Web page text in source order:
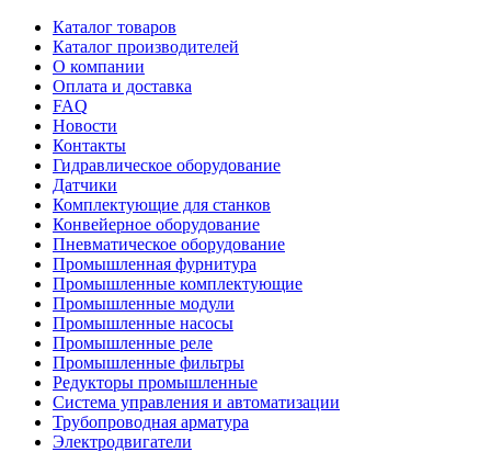
Каталог товаров
Каталог производителей
О компании
Оплата и доставка
FAQ
Новости
Контакты
Гидравлическое оборудование
Датчики
Комплектующие для станков
Конвейерное оборудование
Пневматическое оборудование
Промышленная фурнитура
Промышленные комплектующие
Промышленные модули
Промышленные насосы
Промышленные реле
Промышленные фильтры
Редукторы промышленные
Система управления и автоматизации
Трубопроводная арматура
Электродвигатели